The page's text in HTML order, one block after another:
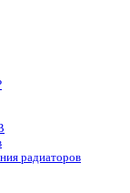
радиаторов